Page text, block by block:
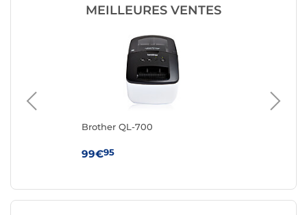
MEILLEURES VENTES
Brother QL-700
99€95